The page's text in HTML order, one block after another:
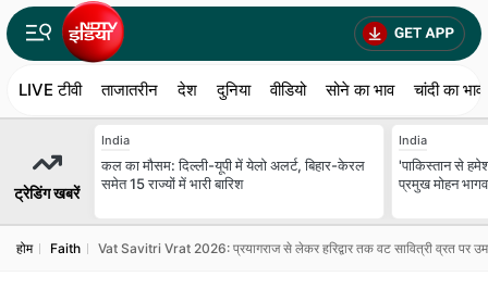
LIVE टीवी ताजातरीन देश दुनिया वीडियो सोने का भाव चांदी का भाव
ट्रेडिंग खबरें
India
कल का मौसम: दिल्ली-यूपी में येलो अलर्ट, बिहार-केरल
समेत 15 राज्यों में भारी बारिश
India
'पाकिस्तान से
प्रमुख मोहन
होम Faith Vat Savitri Vrat 2026: प्रयागराज से लेकर हरिद्वार तक वट सावित्री व्रत पर